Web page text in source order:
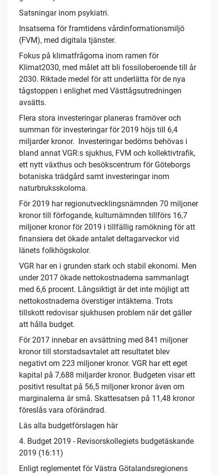
Satsningar inom psykiatri.
Insatserna för framtidens vårdinformationsmiljö
(FVM), med digitala tjänster.
Fokus på klimatfrågorna inom ramen för
Klimat2030, med målet att bli fossiloberoende till år
2030. Riktade medel för att underlätta för de nya
tågstoppen i enlighet med Västtågsutredningen
avsätts.
Flera stora investeringar planeras framöver och
summan för investeringar för 2019 höjs till 6,4
miljarder kronor. Investeringar bedöms behövas i
bland annat VGR:s sjukhus, FVM och kollektivtrafik,
ett nytt växthus och besökscentrum för Göteborgs
botaniska trädgård samt investeringar inom
naturbruksskolorna.
För 2019 har regionutvecklingsnämnden 70 miljoner
kronor till förfogande, kulturnämnden tillförs 16,7
miljoner kronor för 2019 i tillfällig ramökning för att
finansiera det ökade antalet deltagarveckor vid
länets folkhögskolor.
VGR har en i grunden stark och stabil ekonomi. Men
under 2017 ökade nettokostnaderna sammanlagt
med 6,6 procent. Långsiktigt är det inte möjligt att
nettokostnaderna överstiger intäkterna. Trots
tillskott redovisar sjukhusen problem när det gäller
att hålla budget.
För 2017 innebar en avsättning med 841 miljoner
kronor till storstadsavtalet att resultatet blev
negativt om 223 miljoner kronor. VGR har ett eget
kapital på 7,688 miljarder kronor. Budgeten visar ett
positivt resultat på 56,5 miljoner kronor även om
marginalerna är små. Skattesatsen på 11,48 kronor
föreslås vara oförändrad.
Läs alla budgetförslagen här
4. Budget 2019 - Revisorskollegiets budgetäskande
2019 (16:11)
Enligt reglementet för Västra Götalandsregionens